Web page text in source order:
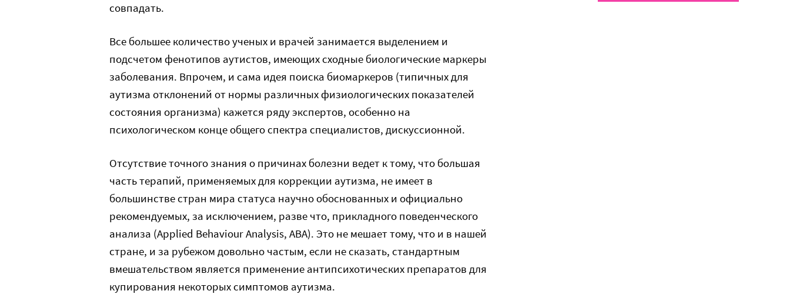
совпадать.
Все большее количество ученых и врачей занимается выделением и
подсчетом фенотипов аутистов, имеющих сходные биологические маркеры
заболевания. Впрочем, и сама идея поиска биомаркеров (типичных для
аутизма отклонений от нормы различных физиологических показателей
состояния организма) кажется ряду экспертов, особенно на
психологическом конце общего спектра специалистов, дискуссионной.
Отсутствие точного знания о причинах болезни ведет к тому, что большая
часть терапий, применяемых для коррекции аутизма, не имеет в
большинстве стран мира статуса научно обоснованных и официально
рекомендуемых, за исключением, разве что, прикладного поведенческого
анализа (Applied Behaviour Analysis, ABA). Это не мешает тому, что и в нашей
стране, и за рубежом довольно частым, если не сказать, стандартным
вмешательством является применение антипсихотических препаратов для
купирования некоторых симптомов аутизма.